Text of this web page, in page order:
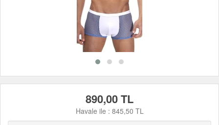
890,00 TL
Havale ile : 845,50 TL